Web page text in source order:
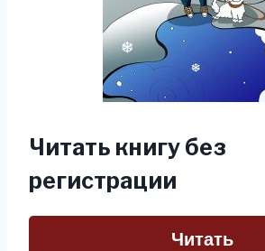
Читать книгу без
регистрации
Читать